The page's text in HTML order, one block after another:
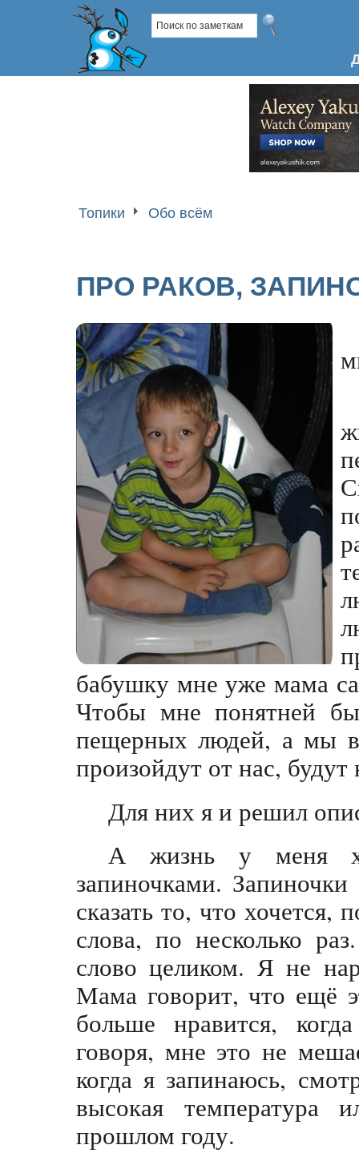
Топики Обо всём
ПРО РАКОВ,
бабушку мне уже мама
Чтобы мне понятней
пещерных людей, а мы
произойдут от нас,
Для них я и решил
А жизнь у меня
запиночками. Запиночки
сказать то, что хочется,
слова, по несколько
слово целиком. Я не
Мама говорит, что ещё
больше нравится,
говоря, мне это не
когда я запинаюсь,
высокая температура
прошлом году.